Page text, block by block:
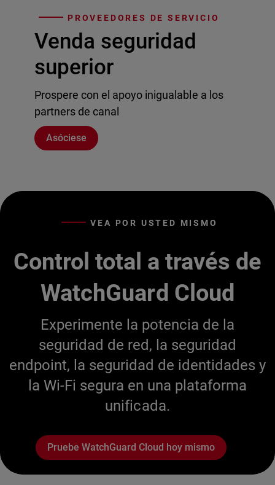
PROVEEDORES DE SERVICIO
Venda seguridad
superior
Prospere con el apoyo inigualable a los
partners de canal
Asóciese
VEA POR USTED MISMO
Control total a través de
WatchGuard Cloud
Experimente la potencia de la
seguridad de red, la seguridad
endpoint, la seguridad de identidades y
la Wi-Fi segura en una plataforma
unificada.
Pruebe WatchGuard Cloud hoy mismo